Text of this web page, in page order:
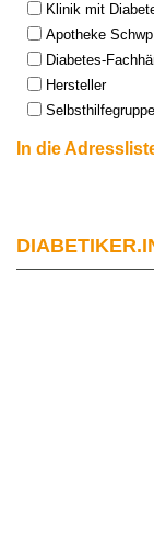
Klinik mit
Apotheke
Diabetes-
Hersteller
Selbsthilfegruppe
In die